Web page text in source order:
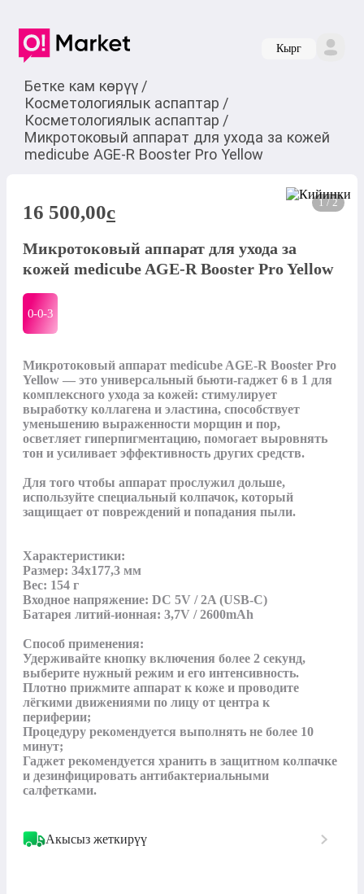
Кырг
Бетке кам көрүү /
Косметологиялык аспаптар /
Косметологиялык аспаптар /
Микротоковый аппарат для ухода за кожей
medicube AGE-R Booster Pro Yellow
1 / 2
16 500,00c
Микротоковый аппарат для ухода за
кожей medicube AGE-R Booster Pro Yellow
0-0-3
Микротоковый аппарат medicube AGE-R Booster Pro
Yellow — это универсальный бьюти-гаджет 6 в 1 для
комплексного ухода за кожей: стимулирует
выработку коллагена и эластина, способствует
уменьшению выраженности морщин и пор,
осветляет гиперпигментацию, помогает выровнять
тон и усиливает эффективность других средств.
Для того чтобы аппарат прослужил дольше,
используйте специальный колпачок, который
защищает от повреждений и попадания пыли.
Характеристики:
Размер: 34х177,3 мм
Вес: 154 г
Входное напряжение: DC 5V / 2A (USB-C)
Батарея литий-ионная: 3,7V / 2600mAh
Способ применения:
Удерживайте кнопку включения более 2 секунд,
выберите нужный режим и его интенсивность.
Плотно прижмите аппарат к коже и проводите
лёгкими движениями по лицу от центра к
периферии;
Процедуру рекомендуется выполнять не более 10
минут;
Гаджет рекомендуется хранить в защитном колпачке
и дезинфицировать антибактериальными
салфетками.
Акысыз жеткирүү